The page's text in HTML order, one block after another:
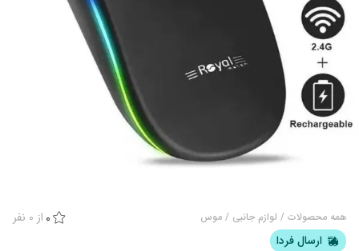
همه محصولات / لوازم جانبی / موس 0 از 0 نفر
ارسال فردا